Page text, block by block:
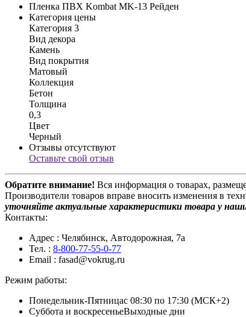
Пленка ПВХ Kombat MK-13 Рейден
Категория цены
Категория 3
Вид декора
Камень
Вид покрытия
Матовый
Коллекция
Бетон
Толщина
0,3
Цвет
Черный
Отзывы отсутствуют
Оставьте свой отзыв
Обратите внимание! Вся информация о товарах,
Производители товаров вправе вносить изменения в
уточняйте актуальные характеристики товара у
Контакты:
Адрес : Челябинск, Автодорожная, 7а
Тел. : 8-800-77-55-0-77
Email : fasad@vokrug.ru
Режим работы:
Понедельник-Пятницас 08:30 по 17:30 (МСК+2)
Суббота и воскресеньеВыходные дни